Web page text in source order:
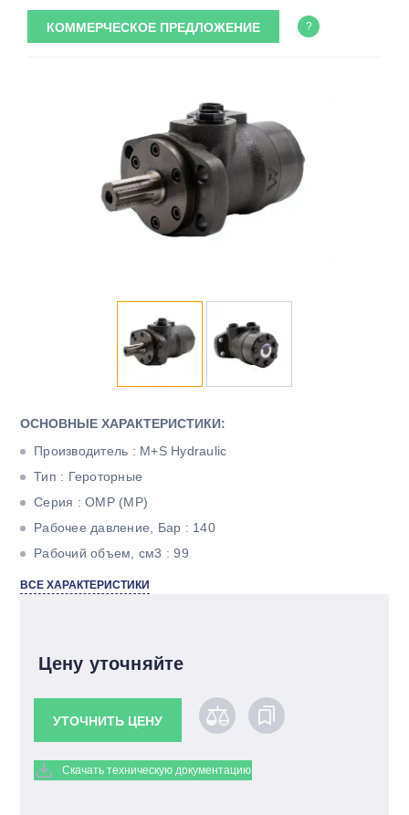
КОММЕРЧЕСКОЕ ПРЕДЛОЖЕНИЕ ?
ОСНОВНЫЕ ХАРАКТЕРИСТИКИ:
Производитель : M+S Hydraulic
Тип : Героторные
Серия : OMР (MР)
Рабочее давление, Бар : 140
Рабочий объем, см3 : 99
Максимальный крутящий момент, Н*м : 193
ВСЕ ХАРАКТЕРИСТИКИ
Цену уточняйте
УТОЧНИТЬ ЦЕНУ
Скачать техническую документацию